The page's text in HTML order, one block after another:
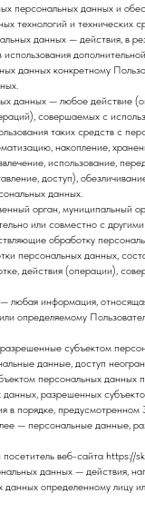
персональных данных и
технологий и технических
данных — действия, в
данных конкретному
данных — любое действие
совершаемых с
таких средств с
накопление,
использование,
доступ),
данных.
орган, муниципальный
или совместно с
обработку
персональных данных,
действия (операции),
любая информация,
определяемому
субъектом
данные, доступ
персональных данных
данных, разрешенных
в порядке, предусмотренном
— персональные данные,
веб-сайта https://
данных — действия,
данных определенному лицу